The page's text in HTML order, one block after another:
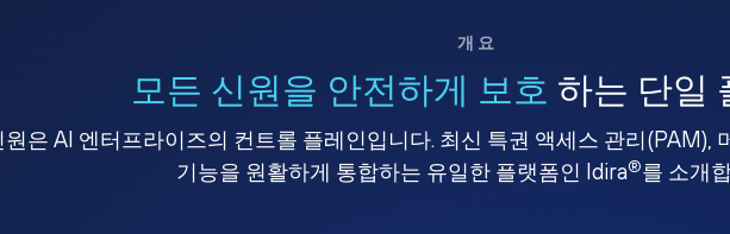
개요
모든 신원을 안전하게 보호 하는 단일
원은 AI 엔터프라이즈의 컨트롤 플레인입니다. 최신 특권 액세스 관리(PAM),
기능을 원활하게 통합하는 유일한 플랫폼인 Idira®를 소개